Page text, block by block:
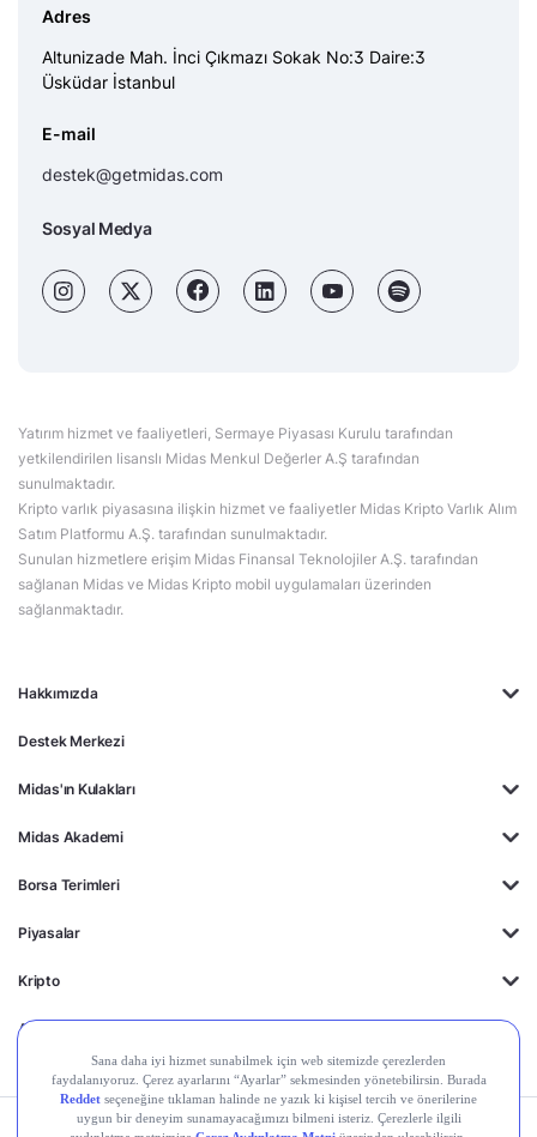
Hakkımızda
Destek Merkezi
Midas'ın Kulakları
Midas Akademi
Borsa Terimleri
Piyasalar
Kripto
Ayrıcalıklar
Adres
Altunizade Mah. İnci Çıkmazı Sokak No:3 Daire:3
Üsküdar İstanbul
E-mail
destek@getmidas.com
Sosyal Medya
Yatırım hizmet ve faaliyetleri, Sermaye Piyasası Kurulu tarafından
yetkilendirilen lisanslı Midas Menkul Değerler A.Ş tarafından
sunulmaktadır.
Kripto varlık piyasasına ilişkin hizmet ve faaliyetler Midas Kripto Varlık Alım
Satım Platformu A.Ş. tarafından sunulmaktadır.
Sunulan hizmetlere erişim Midas Finansal Teknolojiler A.Ş. tarafından
sağlanan Midas ve Midas Kripto mobil uygulamaları üzerinden
sağlanmaktadır.